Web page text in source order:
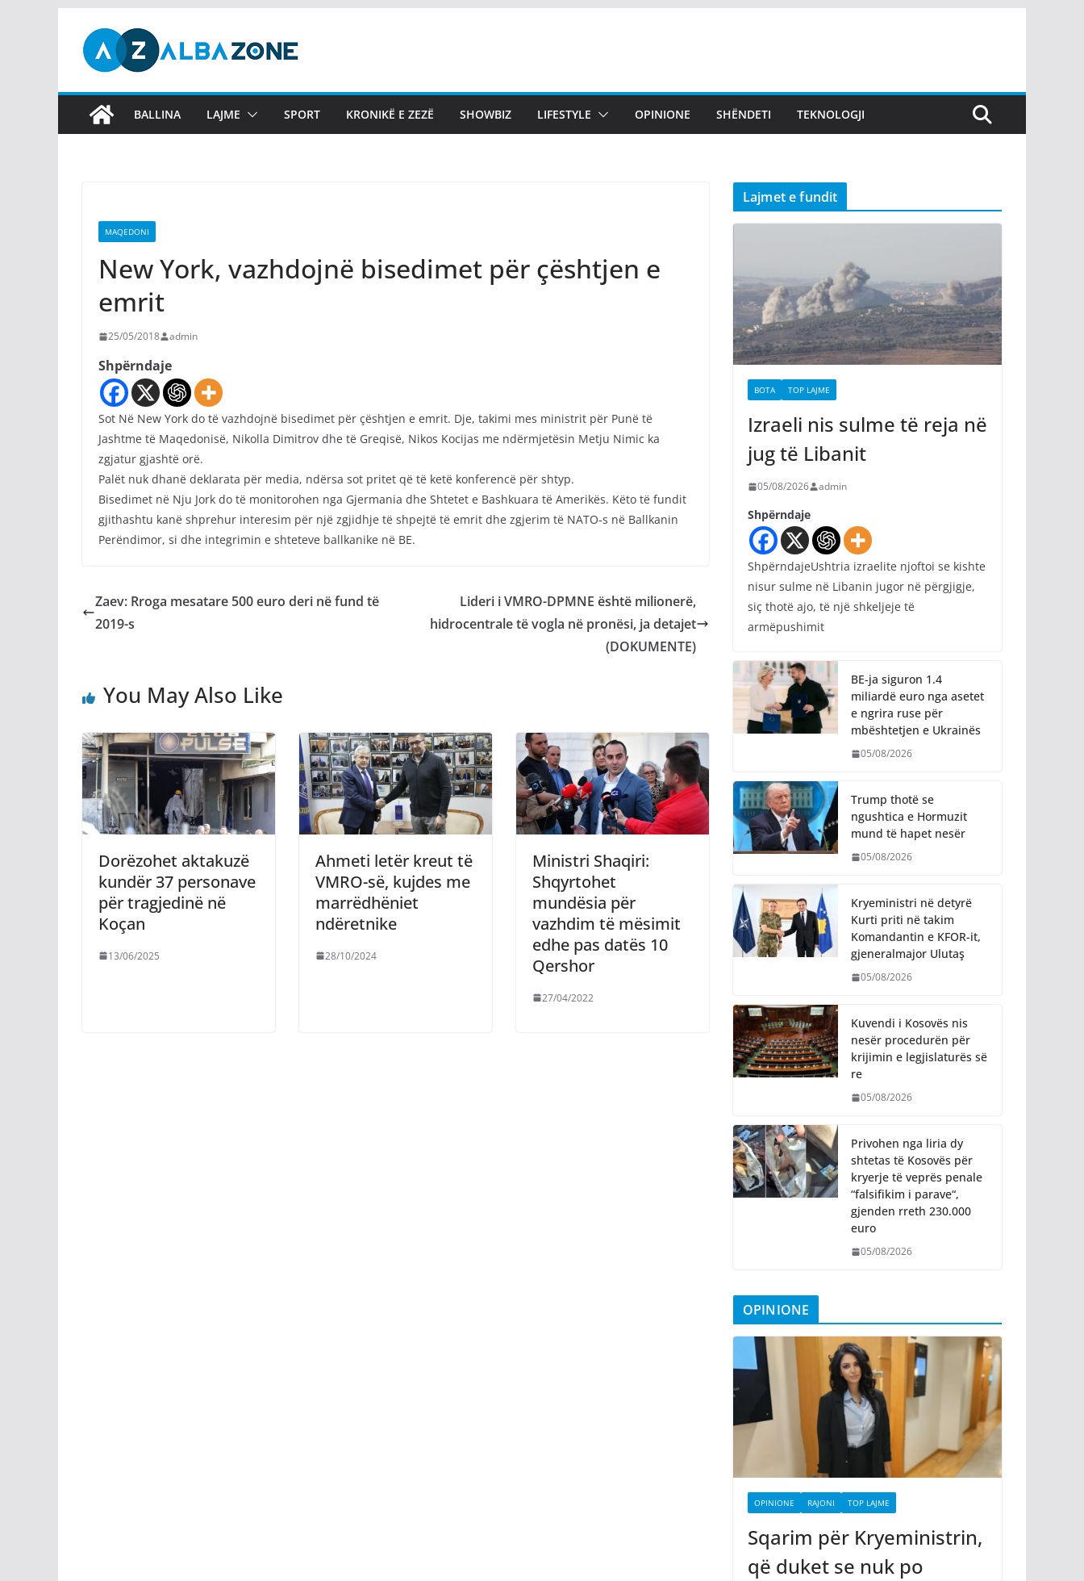
content
BALLINA LAJME SPORT KRONIKË E ZEZË SHOWBIZ LIFESTYLE OPINIONE SHËNDETI TEKNOLOGJI
MAQEDONI
New York, vazhdojnë bisedimet për çështjen e
emrit
25/05/2018 admin
Shpërndaje
Sot Në New York do të vazhdojnë bisedimet për çështjen e emrit. Dje, takimi mes ministrit për Punë të
Jashtme të Maqedonisë, Nikolla Dimitrov dhe të Greqisë, Nikos Kocijas me ndërmjetësin Metju Nimic ka
zgjatur gjashtë orë.
Palët nuk dhanë deklarata për media, ndërsa sot pritet që të ketë konferencë për shtyp.
Bisedimet në Nju Jork do të monitorohen nga Gjermania dhe Shtetet e Bashkuara të Amerikës. Këto të fundit
gjithashtu kanë shprehur interesim për një zgjidhje të shpejtë të emrit dhe zgjerim të NATO-s në Ballkanin
Perëndimor, si dhe integrimin e shteteve ballkanike në BE.
Zaev: Rroga mesatare 500 euro deri në fund të
2019-s
Lideri i VMRO-DPMNE është milionerë,
hidrocentrale të vogla në pronësi, ja detajet
(DOKUMENTE)
You May Also Like
Dorëzohet aktakuzë
kundër 37 personave
për tragjedinë në
Koçan
13/06/2025
Ahmeti letër kreut të
VMRO-së, kujdes me
marrëdhëniet
ndëretnike
28/10/2024
Ministri Shaqiri:
Shqyrtohet
mundësia për
vazhdim të mësimit
edhe pas datës 10
Qershor
27/04/2022
Lajmet e fundit
BOTA TOP LAJME
Izraeli nis sulme të reja në
jug të Libanit
05/08/2026 admin
Shpërndaje
ShpërndajeUshtria izraelite njoftoi se kishte
nisur sulme në Libanin jugor në përgjigje,
siç thotë ajo, të një shkeljeje të
armëpushimit
BE-ja siguron 1.4
miliardë euro nga asetet
e ngrira ruse për
mbështetjen e Ukrainës
05/08/2026
Trump thotë se
ngushtica e Hormuzit
mund të hapet nesër
05/08/2026
Kryeministri në detyrë
Kurti priti në takim
Komandantin e KFOR-it,
gjeneralmajor Ulutaş
05/08/2026
Kuvendi i Kosovës nis
nesër procedurën për
krijimin e legjislaturës së
re
05/08/2026
Privohen nga liria dy
shtetas të Kosovës për
kryerje të veprës penale
“falsifikim i parave“,
gjenden rreth 230.000
euro
05/08/2026
OPINIONE
OPINIONE RAJONI TOP LAJME
Sqarim për Kryeministrin,
që duket se nuk po